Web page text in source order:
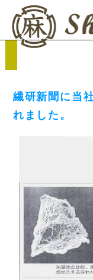
繊研新聞に当
れました。